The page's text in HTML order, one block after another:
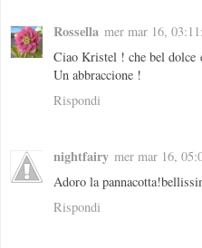
Rossella mer mar 16,
Ciao Kristel ! che bel dolce
Un abbraccione !
Rispondi
nightfairy mer mar 16,
Adoro la
Rispondi